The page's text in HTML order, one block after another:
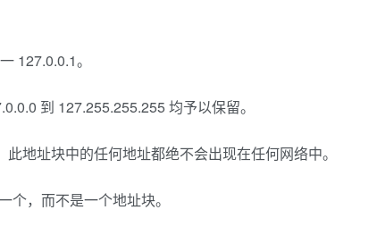
127.0.0.1。
到 127.255.255.255 均予以保留。
地址块中的任何地址都绝不会出现在任何网络中。
个，而不是一个地址块。